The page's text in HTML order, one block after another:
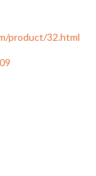
product/32.html